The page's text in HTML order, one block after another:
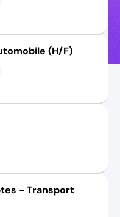
(H/F)
- Transport